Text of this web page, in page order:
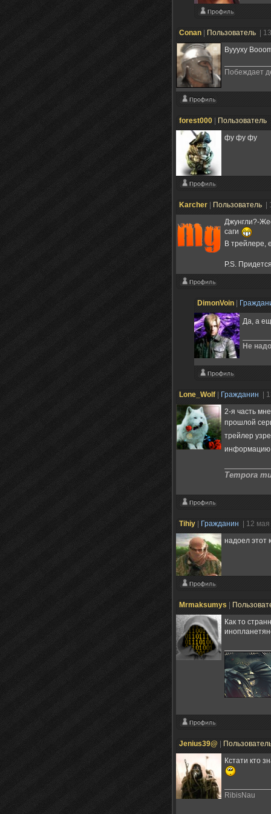
Conan Пользователь
|
Вуууху
Побеждает
forest000 Пользователь
фу фу фу
Karcher Пользователь
Джунгли?-
саги
В трейлере,
P.S.
DimonVoin
Да, а
Не
Lone_Wolf Гражданин
|
2-я часть
прошлой
трейлер
информацию
Tempora
Tihiy Гражданин
| 12
надоел этот
Mrmaksumys
Как то
Jenius39@
Кстати кто
RibisNau